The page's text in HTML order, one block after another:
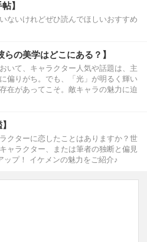
】
ないけれどぜひ読んでほしいおすすめ
らの美学はどこにある？】
いて、キャラクター人気や話題は、主
偏りがち。でも、「光」が明るく輝い
在があってこそ。敵キャラの魅力に迫
クターに恋したことはありますか？世
ャラクター、または筆者の独断と偏見
ップ！ イケメンの魅力をご紹介♪